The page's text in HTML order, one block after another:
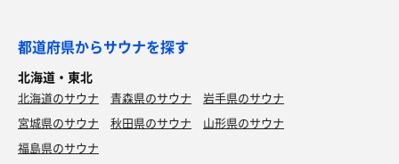
アクエリアス
❸第1サウナ室
タイミングによっては
サウナ室が自分一人になることもしばしば。
都道府県からサウナを探す
北海道・東北
北海道のサウナ 青森県のサウナ
岩手県のサウナ
宮城県のサウナ
秋田県のサウナ
山形県のサウナ
福島県のサウナ